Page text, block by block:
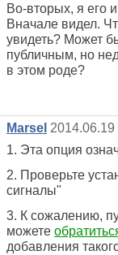
Во-вторых, я его
Вначале видел.
увидеть? Может
публичным, но
в этом роде?
Marsel 2014.06.19
1. Эта опция
2. Проверьте
сигналы"
3. К сожалению,
можете
добавления